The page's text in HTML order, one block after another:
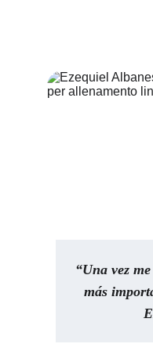
“Una vez
más